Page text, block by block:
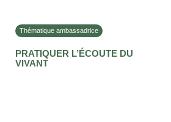
Thématique ambassadrice
PRATIQUER L’ÉCOUTE DU
VIVANT